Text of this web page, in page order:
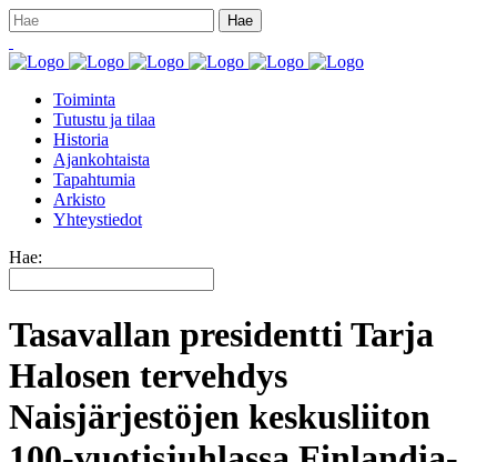
Toiminta
Tutustu ja tilaa
Historia
Ajankohtaista
Tapahtumia
Arkisto
Yhteystiedot
Hae:
Tasavallan presidentti Tarja
Halosen tervehdys
Naisjärjestöjen keskusliiton